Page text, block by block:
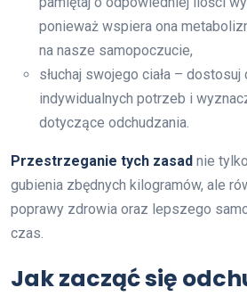
ponieważ wspiera ona
na nasze samopoczucie,
słuchaj swojego ciała –
indywidualnych potrzeb i
dotyczące odchudzania.
Przestrzeganie tych zasad nie
gubienia zbędnych kilogramów, ale
poprawy zdrowia oraz lepszego
czas.
Jak zacząć się